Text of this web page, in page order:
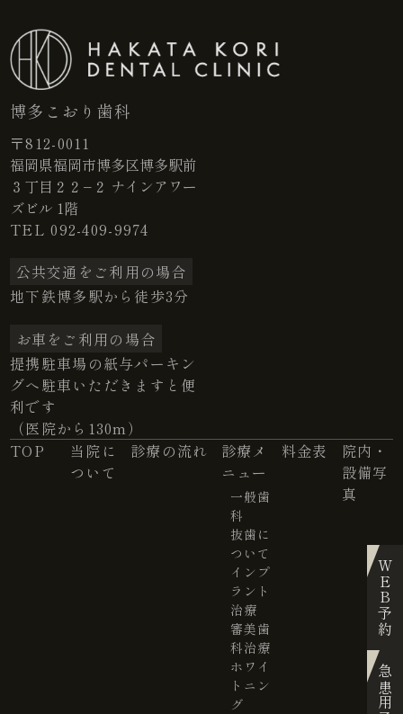
WEB予約
博多こおり歯科
〒812-0011
福岡県福岡市博多区博多駅前
３丁目２２−２ ナインアワー
ズビル 1階
TEL092-409-9974
公共交通をご利用の場合
地下鉄博多駅から徒歩3分
お車をご利用の場合
提携駐車場の紙与パーキン
グへ駐車いただきますと便
利です
（医院から130m）
TOP
当院に
ついて
診療の流れ
診療メ
ニュー
一般歯
科
抜歯に
ついて
インプ
ラント
治療
審美歯
科治療
ホワイ
トニン
グ
料金表
院内・
設備写
真